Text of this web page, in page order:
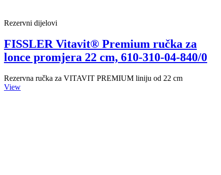
Rezervni dijelovi
FISSLER Vitavit® Premium ručka za
lonce promjera 22 cm, 610-310-04-840/0
Rezervna ručka za VITAVIT PREMIUM liniju od 22 cm
View